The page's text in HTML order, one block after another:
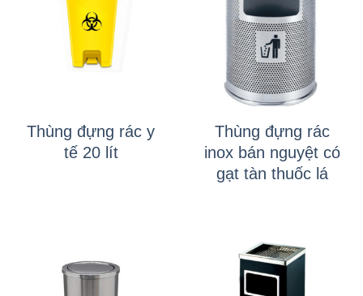
Thùng đựng rác y
tế 20 lít
Thùng đựng rác
inox bán nguyệt có
gạt tàn thuốc lá